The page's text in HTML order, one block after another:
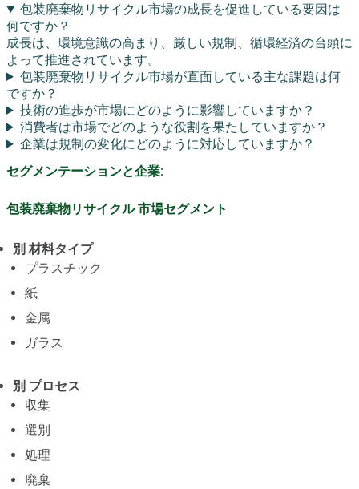
包装廃棄物リサイクル市場の成長を促進している要因は
何ですか？
成長は、環境意識の高まり、厳しい規制、循環経済の台頭に
よって推進されています。
包装廃棄物リサイクル市場が直面している主な課題は何
ですか？
技術の進歩が市場にどのように影響していますか？
消費者は市場でどのような役割を果たしていますか？
企業は規制の変化にどのように対応していますか？
セグメンテーションと企業:
包装廃棄物リサイクル 市場セグメント
別 材料タイプ
プラスチック
紙
金属
ガラス
別 プロセス
収集
選別
処理
廃棄